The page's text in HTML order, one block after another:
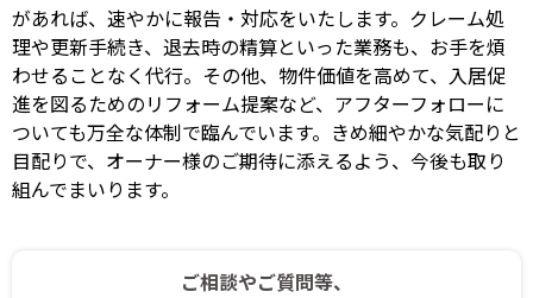
があれば、速やかに報告・対応をいたします。クレーム処
理や更新手続き、退去時の精算といった業務も、お手を煩
わせることなく代行。その他、物件価値を高めて、入居促
進を図るためのリフォーム提案など、アフターフォローに
ついても万全な体制で臨んでいます。きめ細やかな気配りと
目配りで、オーナー様のご期待に添えるよう、今後も取り
組んでまいります。
ご相談やご質問等、